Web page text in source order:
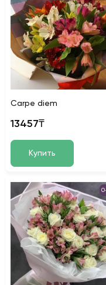
Carpe diem
13457₸
Купить